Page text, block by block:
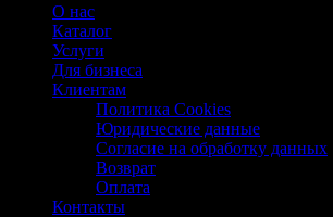
О нас
Каталог
Услуги
Для бизнеса
Клиентам
Политика Cookies
Юридические данные
Согласие на обработку данных
Возврат
Оплата
Контакты